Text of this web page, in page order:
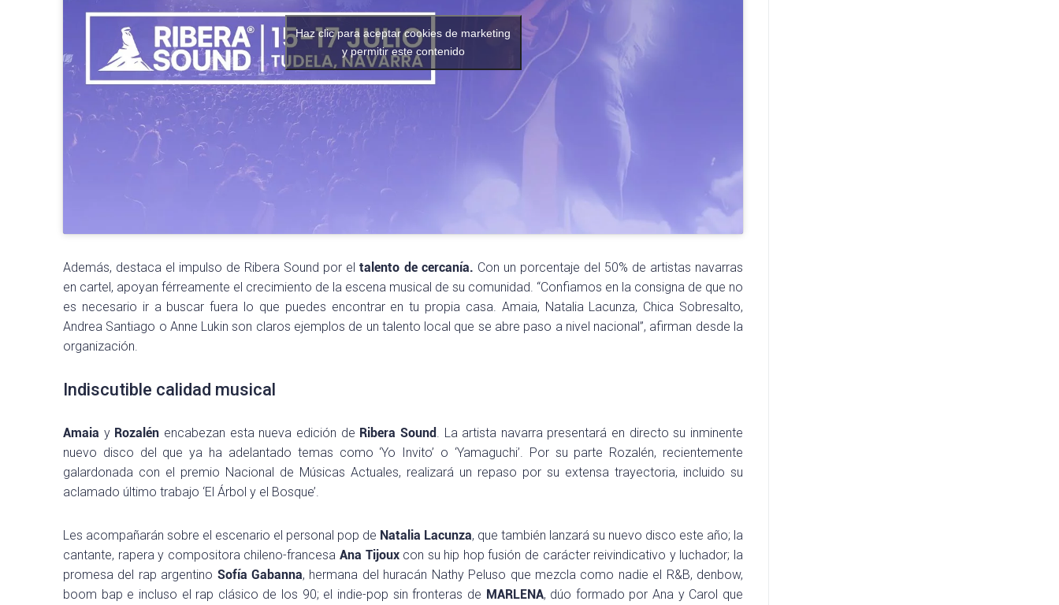
Haz clic para aceptar cookies de marketing
y permitir este contenido
Además, destaca el impulso de Ribera Sound por eltalento de cercanía. ​Con un porcentaje del 50% de artistas navarras
en cartel, apoyan férreamente el crecimiento de la escena musical de su comunidad. “Confiamos en la consigna de que no
es necesario ir a buscar fuera lo que puedes encontrar en tu propia casa. Amaia, Natalia Lacunza, Chica Sobresalto,
Andrea Santiago o Anne Lukin son claros ejemplos de un talento local que se abre paso a nivel nacional”, afirman desde la
organización.
Indiscutible calidad musical
Amaia y Rozalén encabezan esta nueva edición de Ribera Sound
. La artista navarra presentará en directo su inminente
nuevo disco del que ya ha adelantado temas como ‘Yo Invito’ o ‘Yamaguchi’. Por su parte Rozalén, recientemente
galardonada con el premio Nacional de Músicas Actuales, realizará un repaso por su extensa trayectoria, incluido su
aclamado último trabajo ‘El Árbol y el Bosque’.
Les acompañarán sobre el escenario el personal pop de Natalia Lacunza, que también lanzará su nuevo disco este año; la
cantante, rapera y compositora chileno-francesa Ana Tijouxcon su hip hop fusión de carácter reivindicativo y luchador; la
promesa del rap argentino Sofía Gabanna, hermana del huracán Nathy Peluso que mezcla como nadie el R&B, denbow,
boom bap e incluso el rap clásico de los 90; el indie-pop sin fronteras de MARLENA, dúo formado por Ana y Carol que